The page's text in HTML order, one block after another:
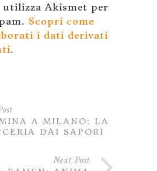
utilizza Akismet per
Scopri come
i dati derivati
.
A MILANO: LA
DAI SAPORI
Next Post